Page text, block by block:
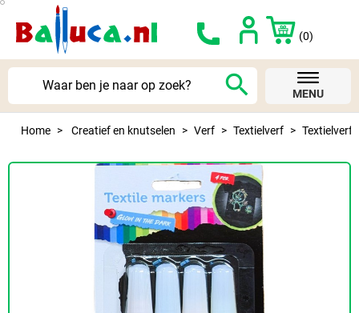
(0)
search MENU
Home Creatief en knutselen Verf Textielverf Textielverf